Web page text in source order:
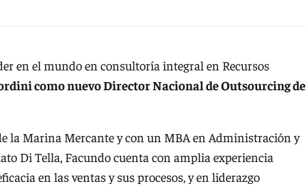
en el mundo en consultoría integral en Recursos
como nuevo Director Nacional de Outsourcing de
la Marina Mercante y con un MBA en Administración y
Di Tella, Facundo cuenta con amplia experiencia
en las ventas y sus procesos, y en liderazgo